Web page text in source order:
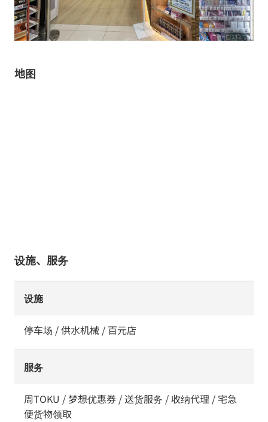
地图
设施、服务
设施
停车场 / 供水机械 / 百元店
服务
周TOKU / 梦想优惠券 / 送货服务 / 收纳代理 / 宅急
便货物领取